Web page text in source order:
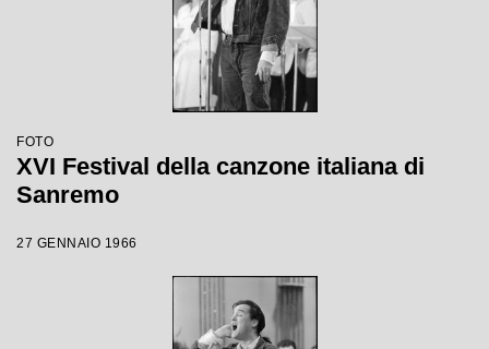
FOTO
XVI Festival della canzone italiana di
Sanremo
27 GENNAIO 1966